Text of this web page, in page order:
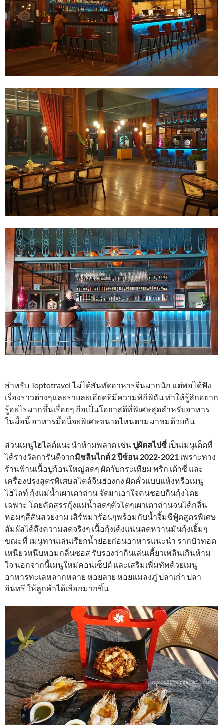
สำหรับ Toptotravel ไม่ได้สันทัดอาหารจีนมากนัก แต่พอได้ฟัง
เรื่องราวต่างๆและรายละเอียดที่มีความพิถีพิถัน ทำให้รู้สึกอยาก
รู้อะไรมากขึ้นเรื่อยๆ ถือเป็นโอกาสดีที่พิเศษสุดสำหรับอาหาร
ในมื้อนี้ อาหารมื้อนี้จะพิเศษขนาดไหนตามมาชมด้วยกัน
ส่วนเมนูไฮไลต์แนะนำห้ามพลาด เช่น ปูผัดสไปซี่ เป็นเมนูเด็ดที่
ได้รางวัลการันตีจากมิชลินไกด์ 2 ปีซ้อน 2022-2021 เพราะทาง
ร้านฟ้านเนื้อปูก้อนใหญ่สดๆ ผัดกับกระเทียม พริก เต้าซี่ และ
เครื่องปรุงสูตรพิเศษสไตล์จีนฮ่องกง ผัดคั่วแบบแห้งหรือเมนู
ไฮไลท์ กุ้งแม่น้ำเผาเตาถ่าน จัดมาเอาใจคนชอบกินกุ้งโดย
เฉพาะ โดยคัดสรรกุ้งแม่น้ำสดๆตัวโตๆเผาเตาถ่านจนได้กลิ่น
หอมๆสีสันสวยงาม เสิร์ฟมาร้อนๆพร้อมกับน้ำจิ้มซีฟู้ดสูตรพิเศษ
สัมผัสได้ถึงความสดจริงๆ เนื้อกุ้งเด้งแน่นสดหวานมันกุ้งเยิ้มๆ
ขณะที่ เมนูทานเล่นเรียกน้ำย่อยก่อนอาหารแนะนำ รากบัวทอด
เหนียวหนึบหอมกลิ่นซอส รับรองว่ากินเล่นเคี้ยวเพลินเกินห้าม
ใจ นอกจากนี้เมนูใหม่คอนเซ็ปต์ และเสริมเพิ่มทัพด้วยเมนู
อาหารทะเลหลากหลาย หอยลาย หอยแมลงภู่ ปลาเก๋า ปลา
อินทรี ให้ลูกค้าได้เลือกมากขึ้น